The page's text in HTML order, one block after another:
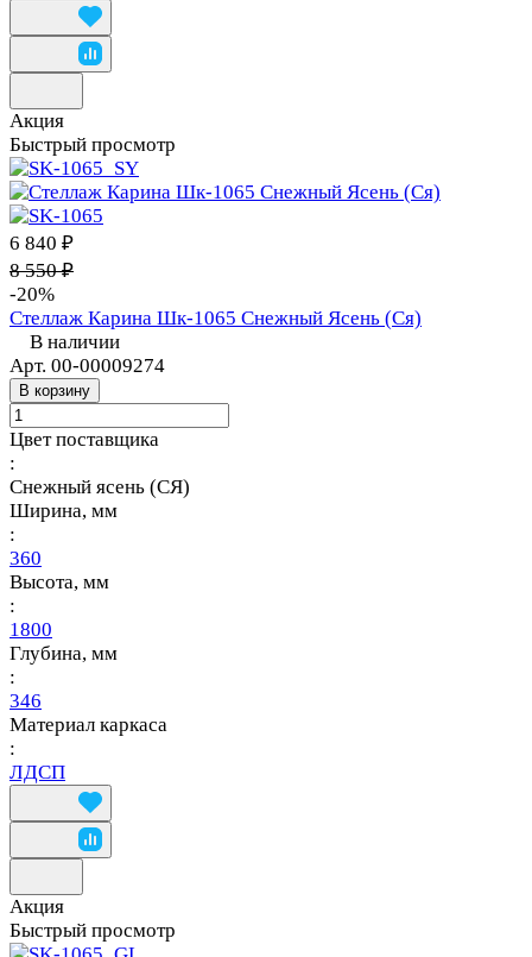
Акция
Быстрый просмотр
6 840 ₽
8 550 ₽
-20%
Стеллаж Карина Шк-1065 Снежный Ясень (Ся)
В наличии
Арт. 00-00009274
В корзину
Цвет поставщика
:
Снежный ясень (СЯ)
Ширина, мм
:
360
Высота, мм
:
1800
Глубина, мм
:
346
Материал каркаса
:
ЛДСП
Акция
Быстрый просмотр